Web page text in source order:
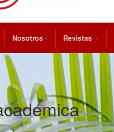
Nosotros Revistas